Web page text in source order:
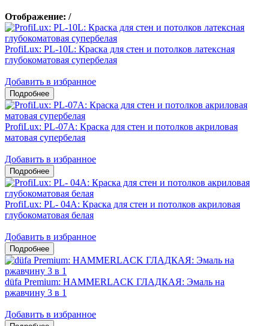
Отображение: /
ProfiLux: PL-10L: Краска для стен и потолков латексная
глубокоматовая супербелая
Добавить в избранное
ProfiLux: PL-07А: Краска для стен и потолков акриловая
матовая супербелая
Добавить в избранное
ProfiLux: PL- 04А: Краска для стен и потолков акриловая
глубокоматовая белая
Добавить в избранное
düfa Premium: HAMMERLACK ГЛАДКАЯ: Эмаль на
ржавчину 3 в 1
Добавить в избранное